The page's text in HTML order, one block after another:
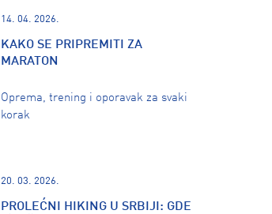
14. 04. 2026.
KAKO SE PRIPREMITI ZA
MARATON
Oprema, trening i oporavak za svaki
korak
20. 03. 2026.
PROLEĆNI HIKING U SRBIJI: GDE